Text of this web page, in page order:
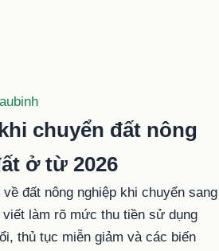
chuyển đất nông
ở từ 2026
đất nông nghiệp khi chuyển sang
làm rõ mức thu tiền sử dụng
thủ tục miễn giảm và các biến